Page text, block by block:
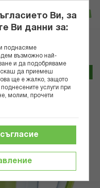
Вход
Трайно ниска цена онлайн
Ви, за
Ви данни за:
поднасяме
възможно най-
и да подобряваме
да приемеш
ще е жалко, защото
услуги при
молим, прочети